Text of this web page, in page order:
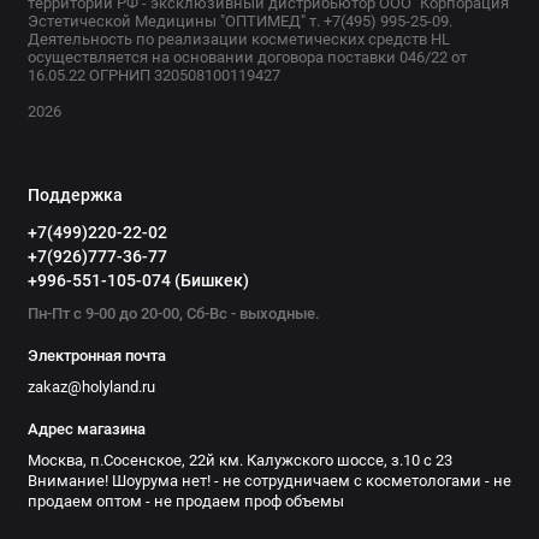
Эстетической Медицины "ОПТИМЕД" т. +7(495) 995-25-09.
Деятельность по реализации косметических средств HL
осуществляется на основании договора поставки 046/22 от
16.05.22 ОГРНИП 320508100119427
2026
Поддержка
+7(499)220-22-02
+7(926)777-36-77
+996-551-105-074 (Бишкек)
Пн-Пт с 9-00 до 20-00, Сб-Вс - выходные.
Электронная почта
zakaz@holyland.ru
Адрес магазина
Москва, п.Сосенское, 22й км. Калужского шоссе, з.10 с 23
Внимание! Шоурума нет! - не сотрудничаем с косметологами - не
продаем оптом - не продаем проф объемы